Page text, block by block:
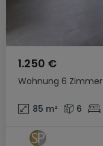
Wohnung 6 Zimmer
1.250 €
85 m² 6